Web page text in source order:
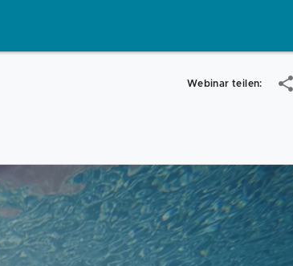
Webinare
Webinar teilen: